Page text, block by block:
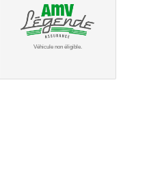
Véhicule non éligible.